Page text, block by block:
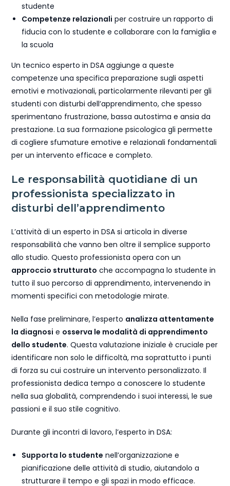
studente
Competenze relazionali per costruire un rapporto di
fiducia con lo studente e collaborare con la famiglia e
la scuola
Un tecnico esperto in DSA aggiunge a queste
competenze una specifica preparazione sugli aspetti
emotivi e motivazionali, particolarmente rilevanti per gli
studenti con disturbi dell’apprendimento, che spesso
sperimentano frustrazione, bassa autostima e ansia da
prestazione. La sua formazione psicologica gli permette
di cogliere sfumature emotive e relazionali fondamentali
per un intervento efficace e completo.
Le responsabilità quotidiane di un
professionista specializzato in
disturbi dell’apprendimento
L’attività di un esperto in DSA si articola in diverse
responsabilità che vanno ben oltre il semplice supporto
allo studio. Questo professionista opera con un
approccio strutturato che accompagna lo studente in
tutto il suo percorso di apprendimento, intervenendo in
momenti specifici con metodologie mirate.
Nella fase preliminare, l’esperto analizza attentamente
la diagnosi e osserva le modalità di apprendimento
dello studente. Questa valutazione iniziale è cruciale per
identificare non solo le difficoltà, ma soprattutto i punti
di forza su cui costruire un intervento personalizzato. Il
professionista dedica tempo a conoscere lo studente
nella sua globalità, comprendendo i suoi interessi, le sue
passioni e il suo stile cognitivo.
Durante gli incontri di lavoro, l’esperto in DSA:
Supporta lo studente nell’organizzazione e
pianificazione delle attività di studio, aiutandolo a
strutturare il tempo e gli spazi in modo efficace.